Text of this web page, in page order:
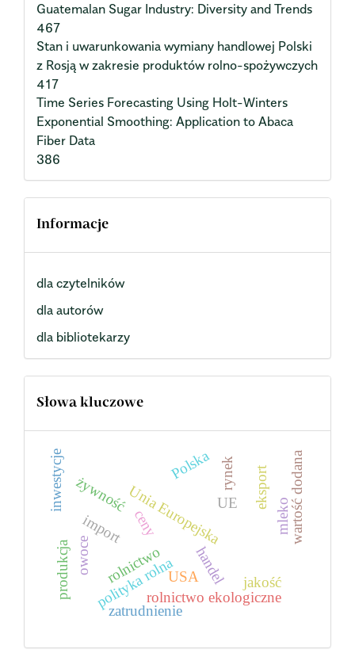
Guatemalan Sugar Industry: Diversity and Trends
467
Stan i uwarunkowania wymiany handlowej Polski
z Rosją w zakresie produktów rolno-spożywczych
417
Time Series Forecasting Using Holt-Winters
Exponential Smoothing: Application to Abaca
Fiber Data
386
Informacje
dla czytelników
dla autorów
dla bibliotekarzy
Słowa kluczowe
Unia Europejska
rolnictwo
eksport
import
produkcja
Polska
ceny
polityka rolna
UE
rolnictwo ekologiczne
handel
rynek
żywność
zatrudnienie
owoce
inwestycje wartość dodana
mleko
jakość
USA